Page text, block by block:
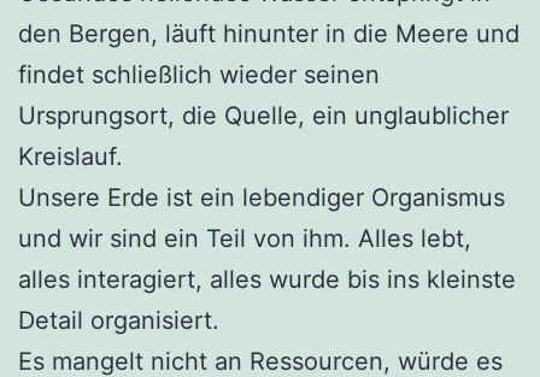
den Bergen, läuft hinunter in die Meere und
findet schließlich wieder seinen
Ursprungsort, die Quelle, ein unglaublicher
Kreislauf.
Unsere Erde ist ein lebendiger Organismus
und wir sind ein Teil von ihm. Alles lebt,
alles interagiert, alles wurde bis ins kleinste
Detail organisiert.
Es mangelt nicht an Ressourcen, würde es